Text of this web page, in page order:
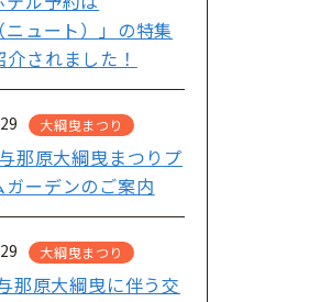
ニュート）」の特集
されました！
大綱曳まつり
那原大綱曳まつりプ
ガーデンのご案内
大綱曳まつり
原大綱曳に伴う交